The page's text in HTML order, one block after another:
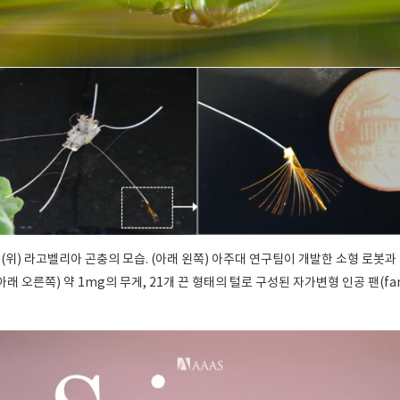
(위) 라고벨리아 곤충의 모습. (아래 왼쪽) 아주대 연구팀이 개발한 소형 로봇과
래 오른쪽) 약 1mg의 무게, 21개 끈 형태의 털로 구성된 자가변형 인공 팬